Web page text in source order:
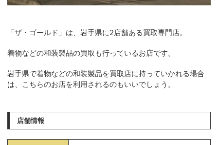
「ザ・ゴールド」は、岩手県に2店舗ある買取専門店。
着物などの和装製品の買取も行っているお店です。
岩手県で着物などの和装製品を買取店に持っていかれる場合
は、こちらのお店を利用されるのもいいでしょう。
店舗情報